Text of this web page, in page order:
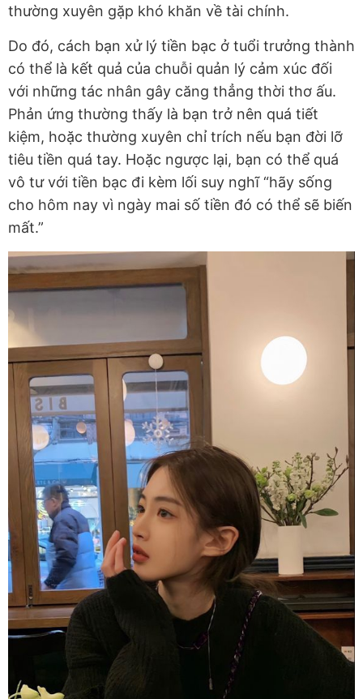
thường xuyên gặp khó khăn về tài chính.
Do đó, cách bạn xử lý tiền bạc ở tuổi trưởng thành
có thể là kết quả của chuỗi quản lý cảm xúc đối
với những tác nhân gây căng thẳng thời thơ ấu.
Phản ứng thường thấy là bạn trở nên quá tiết
kiệm, hoặc thường xuyên chỉ trích nếu bạn đời lỡ
tiêu tiền quá tay. Hoặc ngược lại, bạn có thể quá
vô tư với tiền bạc đi kèm lối suy nghĩ “hãy sống
cho hôm nay vì ngày mai số tiền đó có thể sẽ biến
mất.”